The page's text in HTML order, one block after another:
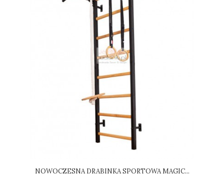
NOWOCZESNA DRABINKA SPORTOWA MAGIC...